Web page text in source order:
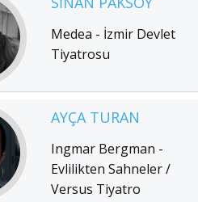
Medea - İzmir Devlet
Tiyatrosu
AYÇA TURAN
Ingmar Bergman -
Evlilikten Sahneler /
Versus Tiyatro